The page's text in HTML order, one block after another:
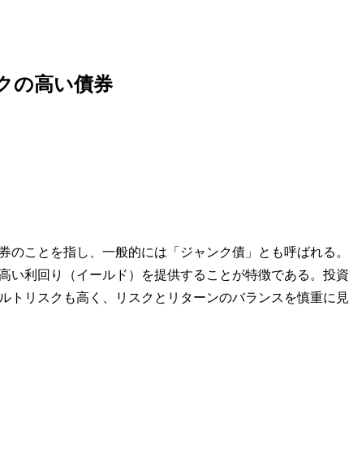
の高い債券
ことを指し、一般的には「ジャンク債」とも呼ばれる。
い利回り（イールド）を提供することが特徴である。投資
トリスクも高く、リスクとリターンのバランスを慎重に見